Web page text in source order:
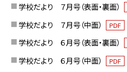
学校だより ７月号（表面・裏面）
学校だより ７月号（中面）
PDF
学校だより ６月号（表面・裏面）
学校だより ６月号（中面）
PDF